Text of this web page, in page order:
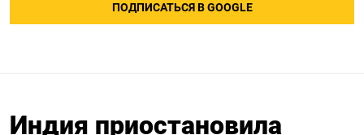
ПОДПИСАТЬСЯ В GOOGLE
Индия приостановила